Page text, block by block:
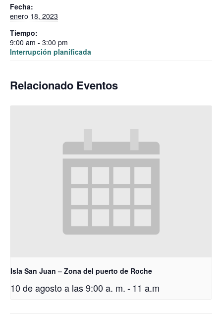
Fecha:
enero 18, 2023
Tiempo:
9:00 am - 3:00 pm
Interrupción planificada
Relacionado Eventos
Isla San Juan – Zona del puerto de Roche
10 de agosto a las 9:00 a. m.-11 a.m